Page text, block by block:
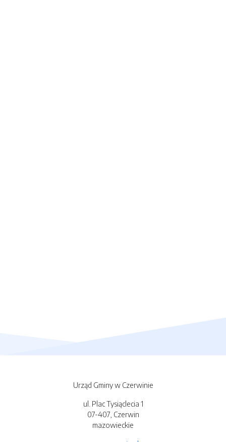
Urząd Gminy w Czerwinie
ul. Plac Tysiąclecia 1
07-407, Czerwin
mazowieckie